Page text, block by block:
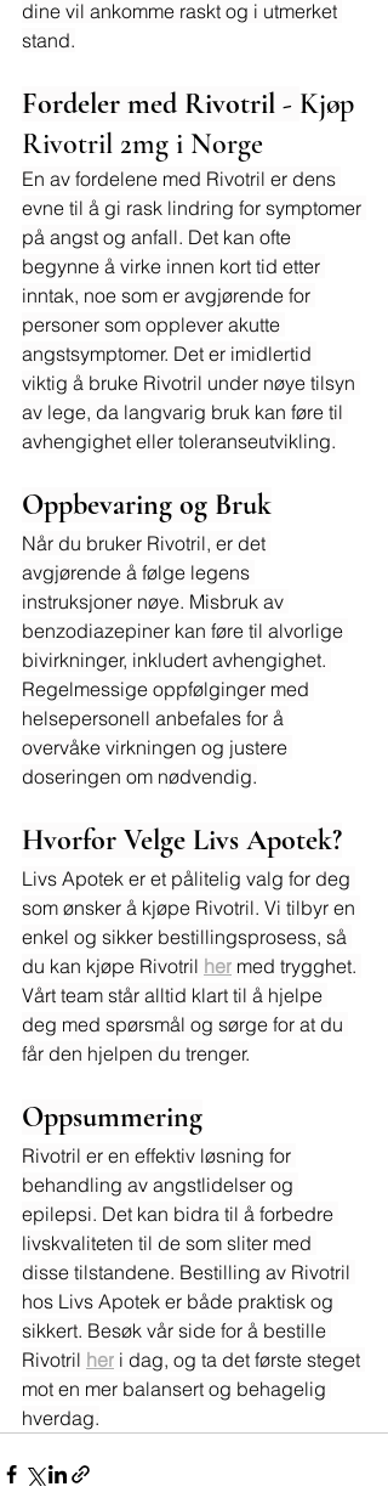
dine vil ankomme raskt og i utmerket
stand.
Fordeler med Rivotril - Kjøp
Rivotril 2mg i Norge
En av fordelene med Rivotril er dens
evne til å gi rask lindring for symptomer
på angst og anfall. Det kan ofte
begynne å virke innen kort tid etter
inntak, noe som er avgjørende for
personer som opplever akutte
angstsymptomer. Det er imidlertid
viktig å bruke Rivotril under nøye tilsyn
av lege, da langvarig bruk kan føre til
avhengighet eller toleranseutvikling.
Oppbevaring og Bruk
Når du bruker Rivotril, er det
avgjørende å følge legens
instruksjoner nøye. Misbruk av
benzodiazepiner kan føre til alvorlige
bivirkninger, inkludert avhengighet.
Regelmessige oppfølginger med
helsepersonell anbefales for å
overvåke virkningen og justere
doseringen om nødvendig.
Hvorfor Velge Livs Apotek?
Livs Apotek er et pålitelig valg for deg
som ønsker å kjøpe Rivotril. Vi tilbyr en
enkel og sikker bestillingsprosess, så
du kan kjøpe Rivotril her med trygghet.
Vårt team står alltid klart til å hjelpe
deg med spørsmål og sørge for at du
får den hjelpen du trenger.
Oppsummering
Rivotril er en effektiv løsning for
behandling av angstlidelser og
epilepsi. Det kan bidra til å forbedre
livskvaliteten til de som sliter med
disse tilstandene. Bestilling av Rivotril
hos Livs Apotek er både praktisk og
sikkert. Besøk vår side for å bestille
Rivotril her i dag, og ta det første steget
mot en mer balansert og behagelig
hverdag.